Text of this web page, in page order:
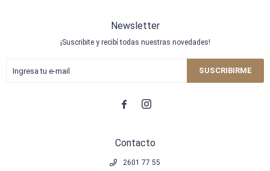
Contacto
2601 77 55
Newsletter
¡Suscribite y recibí todas nuestras novedades!
SUSCRIBIRME
 